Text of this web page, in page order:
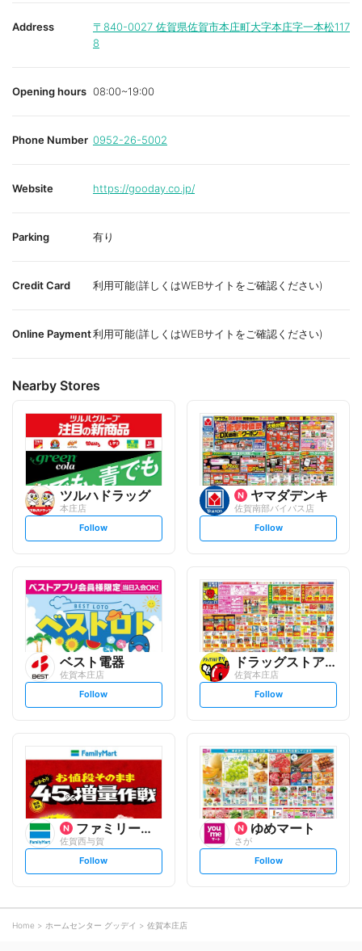
Address 〒840-0027 佐賀県佐賀市本庄町大字本庄字一本松117
8
Opening hours 08:00~19:00
Phone Number 0952-26-5002
Website https://gooday.co.jp/
Parking 有り
Credit Card 利用可能(詳しくはWEBサイトをご確認ください)
Online Payment利用可能(詳しくはWEBサイトをご確認ください)
Nearby Stores
ツルハドラッグ
本庄店
s
t
l
o
w
Follow
ヤマダデンキ
佐賀南部バイパス店
s
t
l
o
w
Follow
ベスト電器
佐賀本庄店
s
t
o
Follow
ドラッグストアモリ
佐賀本庄店
s
t
l
o
w
Follow
ファミリーマート
佐賀西与賀
s
t
o
w
Follow
ゆめマート
さが
s
t
Follow
Home ホームセンター グッデイ 佐賀本庄店